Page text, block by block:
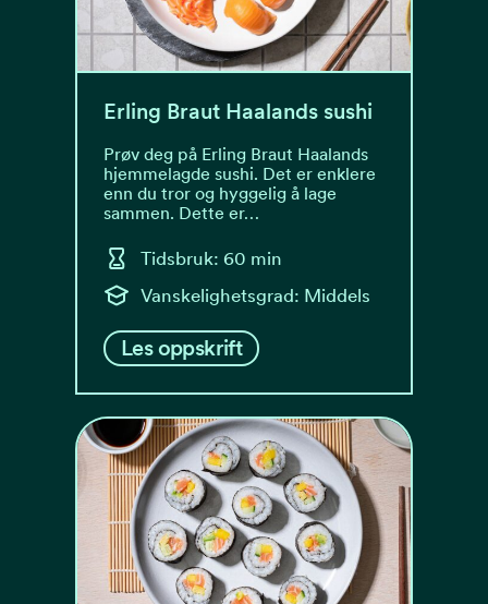
Erling Braut Haalands sushi
Prøv deg på Erling Braut Haalands
hjemmelagde sushi. Det er enklere
enn du tror og hyggelig å lage
sammen. Dette er…
Tidsbruk: 60 min
Vanskelighetsgrad: Middels
Les oppskrift